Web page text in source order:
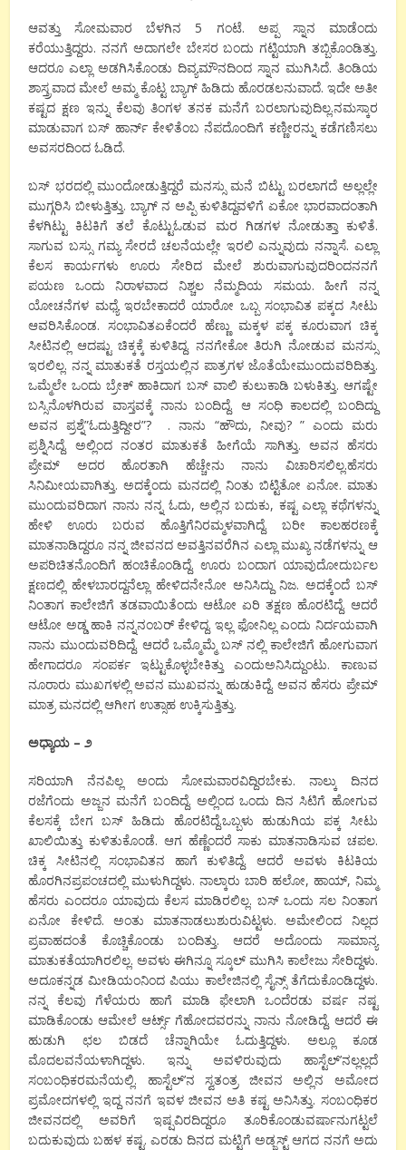
ಆವತ್ತು ಸೋಮವಾರ ಬೆಳಗಿನ 5 ಗಂಟೆ. ಅಪ್ಪ ಸ್ನಾನ ಮಾಡೆಂದು
ಕರೆಯುತ್ತಿದ್ದರು. ನನಗೆ ಅದಾಗಲೇ ಬೇಸರ ಬಂದು ಗಟ್ಟಿಯಾಗಿ ತಬ್ಬಿಕೊಂಡಿತ್ತು.
ಆದರೂ ಎಲ್ಲಾ ಅಡಗಿಸಿಕೊಂಡು ದಿವ್ಯಮೌನದಿಂದ ಸ್ನಾನ ಮುಗಿಸಿದೆ. ತಿಂಡಿಯ
ಶಾಸ್ತ್ರವಾದ ಮೇಲೆ ಅಮ್ಮ ಕೊಟ್ಟ ಬ್ಯಾಗ್ ಹಿಡಿದು ಹೊರಡಲನುವಾದೆ. ಇದೇ ಅತೀ
ಕಷ್ಟದ ಕ್ಷಣ ಇನ್ನು ಕೆಲವು ತಿಂಗಳ ತನಕ ಮನೆಗೆ ಬರಲಾಗುವುದಿಲ್ಲ.ನಮಸ್ಕಾರ
ಮಾಡುವಾಗ ಬಸ್ ಹಾರ್ನ್ ಕೇಳಿತೆಂಬ ನೆಪದೊಂದಿಗೆ ಕಣ್ಣೀರನ್ನು ಕಡೆಗಣಿಸಲು
ಅವಸರದಿಂದ ಓಡಿದೆ.
ಬಸ್ ಭರದಲ್ಲಿ ಮುಂದೋಡುತ್ತಿದ್ದರೆ ಮನಸ್ಸು ಮನೆ ಬಿಟ್ಟು ಬರಲಾಗದೆ ಅಲ್ಲಲ್ಲೇ
ಮುಗ್ಗರಿಸಿ ಬೀಳುತ್ತಿತ್ತು. ಬ್ಯಾಗ್ ನ ಅಪ್ಪಿ ಕುಳಿತಿದ್ದವಳಿಗೆ ಏಕೋ ಭಾರವಾದಂತಾಗಿ
ಕೆಳಗಿಟ್ಟು ಕಿಟಕಿಗೆ ತಲೆ ಕೊಟ್ಟುಓಡುವ ಮರ ಗಿಡಗಳ ನೋಡುತ್ತಾ ಕುಳಿತೆ.
ಸಾಗುವ ಬಸ್ಸು ಗಮ್ಯ ಸೇರದೆ ಚಲನೆಯಲ್ಲೇ ಇರಲಿ ಎನ್ನುವುದು ನನ್ನಾಸೆ. ಎಲ್ಲಾ
ಕೆಲಸ ಕಾರ್ಯಗಳು ಊರು ಸೇರಿದ ಮೇಲೆ ಶುರುವಾಗುವುದರಿಂದನನಗೆ
ಪಯಣ ಒಂದು ನಿರಾಳವಾದ ನಿಶ್ಚಲ ನೆಮ್ಮದಿಯ ಸಮಯ. ಹೀಗೆ ನನ್ನ
ಯೋಚನೆಗಳ ಮಧ್ಯೆ ಇರಬೇಕಾದರೆ ಯಾರೋ ಒಬ್ಬ ಸಂಭಾವಿತ ಪಕ್ಕದ ಸೀಟು
ಆವರಿಸಿಕೊಂಡ. ಸಂಭಾವಿತಏಕೆಂದರೆ ಹೆಣ್ಣು ಮಕ್ಕಳ ಪಕ್ಕ ಕೂರುವಾಗ ಚಿಕ್ಕ
ಸೀಟಿನಲ್ಲಿ ಆದಷ್ಟು ಚಿಕ್ಕಕ್ಕೆ ಕುಳಿತಿದ್ದ. ನನಗೇಕೋ ತಿರುಗಿ ನೋಡುವ ಮನಸ್ಸು
ಇರಲಿಲ್ಲ. ನನ್ನ ಮಾತುಕತೆ ರಸ್ತಯಲ್ಲಿನ ಪಾತ್ರಗಳ ಜೊತೆಯೇಮುಂದುವರಿದಿತ್ತು.
ಒಮ್ಮೆಲೇ ಒಂದು ಬ್ರೇಕ್ ಹಾಕಿದಾಗ ಬಸ್ ವಾಲಿ ಕುಲುಕಾಡಿ ಬಳುಕಿತ್ತು. ಆಗಷ್ಟೇ
ಬಸ್ಸಿನೊಳಗಿರುವ ವಾಸ್ತವಕ್ಕೆ ನಾನು ಬಂದಿದ್ದೆ. ಆ ಸಂಧಿ ಕಾಲದಲ್ಲಿ ಬಂದಿದ್ದು
ಅವನ ಪ್ರಶ್ನೆ”ಓದುತ್ತಿದ್ದೀರ”? . ನಾನು “ಹೌದು, ನೀವು? ” ಎಂದು ಮರು
ಪ್ರಶ್ನಿಸಿದ್ದೆ. ಅಲ್ಲಿಂದ ನಂತರ ಮಾತುಕತೆ ಹೀಗೆಯೆ ಸಾಗಿತ್ತು. ಅವನ ಹೆಸರು
ಪ್ರೇಮ್ ಅದರ ಹೊರತಾಗಿ ಹೆಚ್ಚೇನು ನಾನು ವಿಚಾರಿಸಲಿಲ್ಲ.ಹೆಸರು
ಸಿನಿಮೀಯವಾಗಿತ್ತು. ಅದಕ್ಕೆಂದು ಮನದಲ್ಲಿ ನಿಂತು ಬಿಟ್ಟಿತೋ ಏನೋ. ಮಾತು
ಮುಂದುವರಿದಾಗ ನಾನು ನನ್ನ ಓದು, ಅಲ್ಲಿನ ಬದುಕು, ಕಷ್ಟ ಎಲ್ಲಾ ಕಥೆಗಳನ್ನು
ಹೇಳಿ ಊರು ಬರುವ ಹೊತ್ತಿಗೆನಿರಮ್ಮಳವಾಗಿದ್ದೆ. ಬರೀ ಕಾಲಹರಣಕ್ಕೆ
ಮಾತನಾಡಿದ್ದರೂ ನನ್ನ ಜೀವನದ ಅವತ್ತಿನವರೆಗಿನ ಎಲ್ಲಾ ಮುಖ್ಯ ನಡೆಗಳನ್ನು ಆ
ಅಪರಿಚಿತನೊಂದಿಗೆ ಹಂಚಿಕೊಂಡಿದ್ದೆ. ಊರು ಬಂದಾಗ ಯಾವುದೋದುರ್ಬಲ
ಕ್ಷಣದಲ್ಲಿ ಹೇಳಬಾರದ್ದನೆಲ್ಲಾ ಹೇಳಿದನೇನೋ ಅನಿಸಿದ್ದು ನಿಜ. ಅದಕ್ಕೆಂದೆ ಬಸ್
ನಿಂತಾಗ ಕಾಲೇಜಿಗೆ ತಡವಾಯಿತೆಂದು ಆಟೋ ಏರಿ ತಕ್ಷಣ ಹೊರಟಿದ್ದೆ. ಆದರೆ
ಆಟೋ ಅಡ್ಡ ಹಾಕಿ ನನ್ನನಂಬರ್ ಕೇಳಿದ್ದ. ಇಲ್ಲ ಫೋನಿಲ್ಲ ಎಂದು ನಿರ್ದಯವಾಗಿ
ನಾನು ಮುಂದುವರಿದಿದ್ದೆ. ಆದರೆ ಒಮ್ಮೊಮ್ಮೆ ಬಸ್ ನಲ್ಲಿ ಕಾಲೇಜಿಗೆ ಹೋಗುವಾಗ
ಹೇಗಾದರೂ ಸಂಪರ್ಕ ಇಟ್ಟುಕೊಳ್ಳಬೇಕಿತ್ತು ಎಂದುಅನಿಸಿದ್ದುಂಟು. ಕಾಣುವ
ನೂರಾರು ಮುಖಗಳಲ್ಲಿ ಅವನ ಮುಖವನ್ನು ಹುಡುಕಿದ್ದೆ. ಅವನ ಹೆಸರು ಪ್ರೇಮ್
ಮಾತ್ರ ಮನದಲ್ಲಿ ಆಗೀಗ ಉತ್ಸಾಹ ಉಕ್ಕಿಸುತ್ತಿತ್ತು.
ಅಧ್ಯಾಯ – ೨
ಸರಿಯಾಗಿ ನೆನಪಿಲ್ಲ ಅಂದು ಸೋಮವಾರವಿದ್ದಿರಬೇಕು. ನಾಲ್ಕು ದಿನದ
ರಜೆಗೆಂದು ಅಜ್ಜನ ಮನೆಗೆ ಬಂದಿದ್ದೆ. ಅಲ್ಲಿಂದ ಒಂದು ದಿನ ಸಿಟಿಗೆ ಹೋಗುವ
ಕೆಲಸಕ್ಕೆ ಬೇಗ ಬಸ್ ಹಿಡಿದು ಹೊರಟಿದ್ದೆ.ಒಬ್ಬಳು ಹುಡುಗಿಯ ಪಕ್ಕ ಸೀಟು
ಖಾಲಿಯಿತ್ತು ಕುಳಿತುಕೊಂಡೆ. ಆಗ ಹೆಣ್ಣೆಂದರೆ ಸಾಕು ಮಾತನಾಡಿಸುವ ಚಪಲ.
ಚಿಕ್ಕ ಸೀಟಿನಲ್ಲಿ ಸಂಭಾವಿತನ ಹಾಗೆ ಕುಳಿತಿದ್ದೆ. ಆದರೆ ಅವಳು ಕಿಟಕಿಯ
ಹೊರಗಿನಪ್ರಪಂಚದಲ್ಲಿ ಮುಳುಗಿದ್ದಳು. ನಾಲ್ಕಾರು ಬಾರಿ ಹಲೋ, ಹಾಯ್, ನಿಮ್ಮ
ಹೆಸರು ಎಂದರೂ ಯಾವುದು ಕೆಲಸ ಮಾಡಿರಲಿಲ್ಲ. ಬಸ್ ಒಂದು ಸಲ ನಿಂತಾಗ
ಏನೋ ಕೇಳಿದೆ. ಅಂತು ಮಾತನಾಡಲುಶುರುವಿಟ್ಟಳು. ಅಮೇಲಿಂದ ನಿಲ್ಲದ
ಪ್ರವಾಹದಂತೆ ಕೊಚ್ಚಿಕೊಂಡು ಬಂದಿತ್ತು. ಆದರೆ ಅದೊಂದು ಸಾಮಾನ್ಯ
ಮಾತುಕತೆಯಾಗಿರಲಿಲ್ಲ. ಅವಳು ಈಗಿನ್ನೂ ಸ್ಕೂಲ್ ಮುಗಿಸಿ ಕಾಲೇಜು ಸೇರಿದ್ದಳು.
ಅದೂಕನ್ನಡ ಮೀಡಿಯಂನಿಂದ ಪಿಯು ಕಾಲೇಜಿನಲ್ಲಿ ಸೈನ್ಸ್ ತೆಗೆದುಕೊಂಡಿದ್ದಳು.
ನನ್ನ ಕೆಲವು ಗೆಳೆಯರು ಹಾಗೆ ಮಾಡಿ ಫೇಲಾಗಿ ಒಂದೆರಡು ವರ್ಷ ನಷ್ಟ
ಮಾಡಿಕೊಂಡು ಆಮೇಲೆ ಆರ್ಟ್ಸ್ ಗೆಹೋದವರನ್ನು ನಾನು ನೋಡಿದ್ದೆ. ಆದರೆ ಈ
ಹುಡುಗಿ ಛಲ ಬಿಡದೆ ಚೆನ್ನಾಗಿಯೇ ಓದುತ್ತಿದ್ದಳು. ಅಲ್ಲೂ ಕೂಡ
ಮೊದಲವನೆಯಳಾಗಿದ್ದಳು. ಇನ್ನು ಅವಳಿರುವುದು ಹಾಸ್ಟೆಲ್’ನಲ್ಲಲ್ಲದೆ
ಸಂಬಂಧಿಕರಮನೆಯಲ್ಲಿ. ಹಾಸ್ಟೆಲ್’ನ ಸ್ವತಂತ್ರ ಜೀವನ ಅಲ್ಲಿನ ಅಮೋದ
ಪ್ರಮೋದಗಳಲ್ಲಿ ಇದ್ದ ನನಗೆ ಇವಳ ಜೀವನ ಅತಿ ಕಷ್ಟ ಅನಿಸಿತ್ತು. ಸಂಬಂಧಿಕರ
ಜೀವನದಲ್ಲಿ ಅವರಿಗೆ ಇಷ್ಷವಿರದಿದ್ದರೂ ತೂರಿಕೊಂಡುವರ್ಷಾನುಗಟ್ಟಲೆ
ಬದುಕುವುದು ಬಹಳ ಕಷ್ಟ. ಎರಡು ದಿನದ ಮಟ್ಟಿಗೆ ಅಡ್ಜಸ್ಟ್ ಆಗದ ನನಗೆ ಅದು